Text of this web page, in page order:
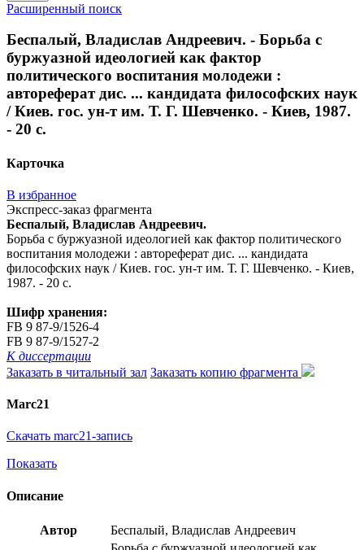
Расширенный поиск
Беспалый, Владислав Андреевич. - Борьба с
буржуазной идеологией как фактор
политического воспитания молодежи :
автореферат дис. ... кандидата философских наук
/ Киев. гос. ун-т им. Т. Г. Шевченко. - Киев, 1987.
- 20 с.
Карточка
В избранное
Экспресс-заказ фрагмента
Беспалый, Владислав Андреевич.
Борьба с буржуазной идеологией как фактор политического
воспитания молодежи : автореферат дис. ... кандидата
философских наук / Киев. гос. ун-т им. Т. Г. Шевченко. - Киев,
1987. - 20 с.
Шифр хранения:
FB 9 87-9/1526-4
FB 9 87-9/1527-2
К диссертации
Заказать в читальный зал Заказать копию фрагмента
Marc21
Скачать marc21-запись
Показать
Описание
Автор Беспалый, Владислав Андреевич